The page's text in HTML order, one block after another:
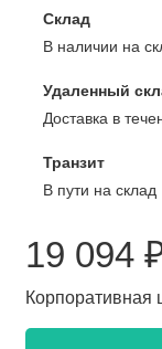
Склад
В наличии на
Удаленный
Доставка в
Транзит
В пути на склад
19 094
Корпоративная